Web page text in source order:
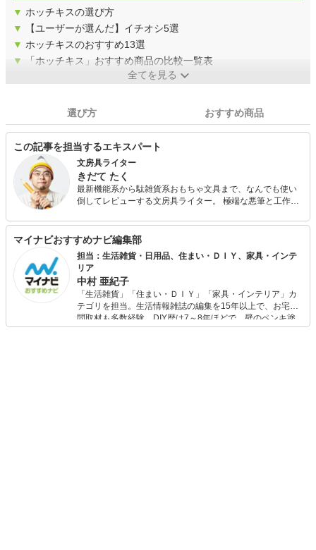
▼ ホッチキスの選び方
▼
【ユーザーが選んだ】イチオシ5選
▼ ホッチキスのおすすめ13選
▼
「ホッチキス」おすすめ商品の比較一覧表
全てを見る
選び方 おすすめ商品
この記事を担当するエキスパート
文房具ライター
きだて たく
最新機能系から駄雑貨系おもちゃ文具まで、なんでも使い
倒してレビューする文房具ライター。 極端な悪筆と工作下
具を探し求め続けており、その活動の結果得られた情報を
雑誌・WEBなどの媒体で公開している。 文房具に関する著
書多数。近著には『この10年でいちばん重要な文房具はこ
れだ決定会議』（共著 スモール出版）がある。
マイナビおすすめナビ編集部
担当：生活雑貨・日用品、住まい・ＤＩＹ、家具・インテ
リア
中村 亜紀子
「生活雑貨」「住まい・ＤＩＹ」「家具・インテリア」カ
テゴリを担当。生活情報雑誌の編集を15年以上で、お宅訪
問取材も多数経験。DIY歴は7～8年ほどで、壁のペンキ塗
りや壁紙チェンジなどもチャレンジ済み。初心者でもモノ